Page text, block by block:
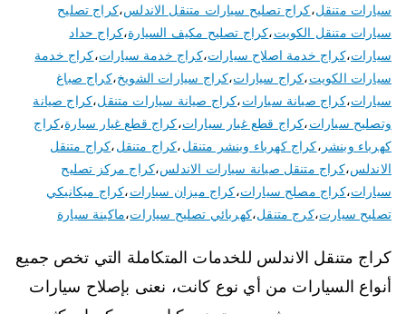
سيارات متنقل،كراج تصليح سيارات متنقل الاندلس،كراج تصليح
سيارات متنقل الكويت،كراج تصليح مكيف السيارة،كراج حداد
سيارات،كراج خدمة اصلاح سيارات،كراج خدمة سيارات،كراج خدمة
سيارات الكويت،كراج سيارات،كراج سيارات الشويخ،كراج صباغ
سيارات،كراج صيانة سيارات،كراج صيانة سيارات متنقل،كراج صيانة
وتصليح سيارات،كراج قطع غيار سيارات،كراج قطع غيار سيارة،كراج
كهرباء وبنشر ،كراج كهرباء وبنشر متنقل،كراج متنقل،كراج متنقل
الاندلس،كراج متنقل صيانة سيارات الاندلس،كراج مركز تصليح
سيارات،كراج مصلح سيارات،كراج ميزان سيارات،كراج ميكانيكي
تصليح سيارت،كرج متنقل،كهربائي تصليح سيارات،ماكينة سيارة
كراج متنقل الاندلس للخدمات المتكاملة التي تخص جميع
أنواع السيارات من أي نوع كانت، نعنى بإصلاح سيارات